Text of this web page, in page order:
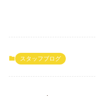
スタッフブログ